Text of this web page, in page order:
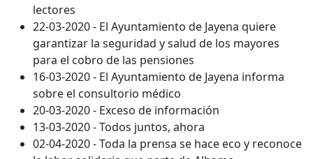
lectores
22-03-2020 - El Ayuntamiento de Jayena quiere
garantizar la seguridad y salud de los mayores
para el cobro de las pensiones
16-03-2020 - El Ayuntamiento de Jayena informa
sobre el consultorio médico
20-03-2020 - Exceso de información
13-03-2020 - Todos juntos, ahora
02-04-2020 - Toda la prensa se hace eco y reconoce